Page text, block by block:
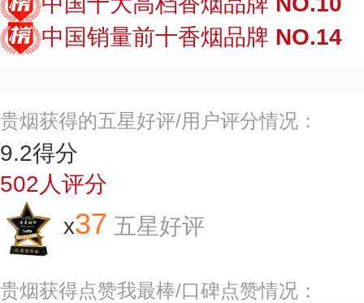
中国销量前十香烟品牌 NO.14
贵烟获得的五星好评/用户评分情况：
9.2得分
502人评分
x37 五星好评
贵烟获得点赞我最棒/口碑点赞情况：